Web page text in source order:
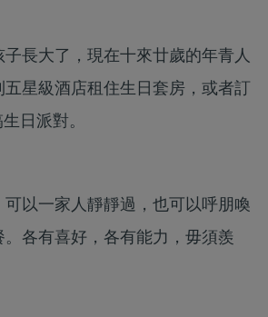
長大了，現在十來廿歲的年青人
星級酒店租住生日套房，或者訂
日派對。
以一家人靜靜過，也可以呼朋喚
各有喜好，各有能力，毋須羨